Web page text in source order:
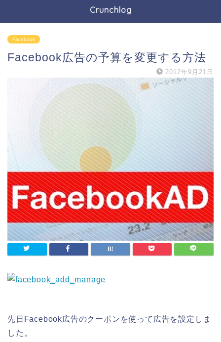
Crunchlog
Facebook
Facebook広告の予算を変更する方法
2012年9月21日
先日Facebook広告のクーポンを使って広告を設定しま
した。